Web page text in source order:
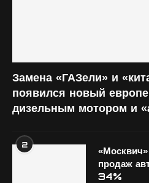
Замена «ГАЗели» и
появился новый
дизельным мотором и
2
продаж
34%